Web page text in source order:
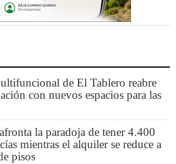
de El Tablero reabre
con nuevos espacios para las
la paradoja de tener 4.400
mientras el alquiler se reduce a
pisos